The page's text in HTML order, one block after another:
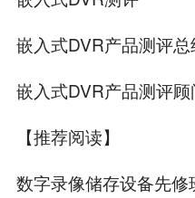
嵌入式DVR产品测评总
嵌入式DVR产品测评
【推荐阅读】
数字录像储存设备先